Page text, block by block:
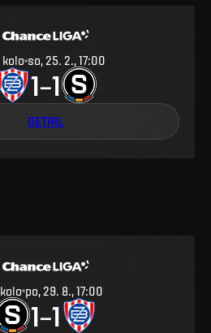
kolo so, 25. 2., 17:00
1–1
DETAIL
kolo po, 29. 8., 17:00
1–1